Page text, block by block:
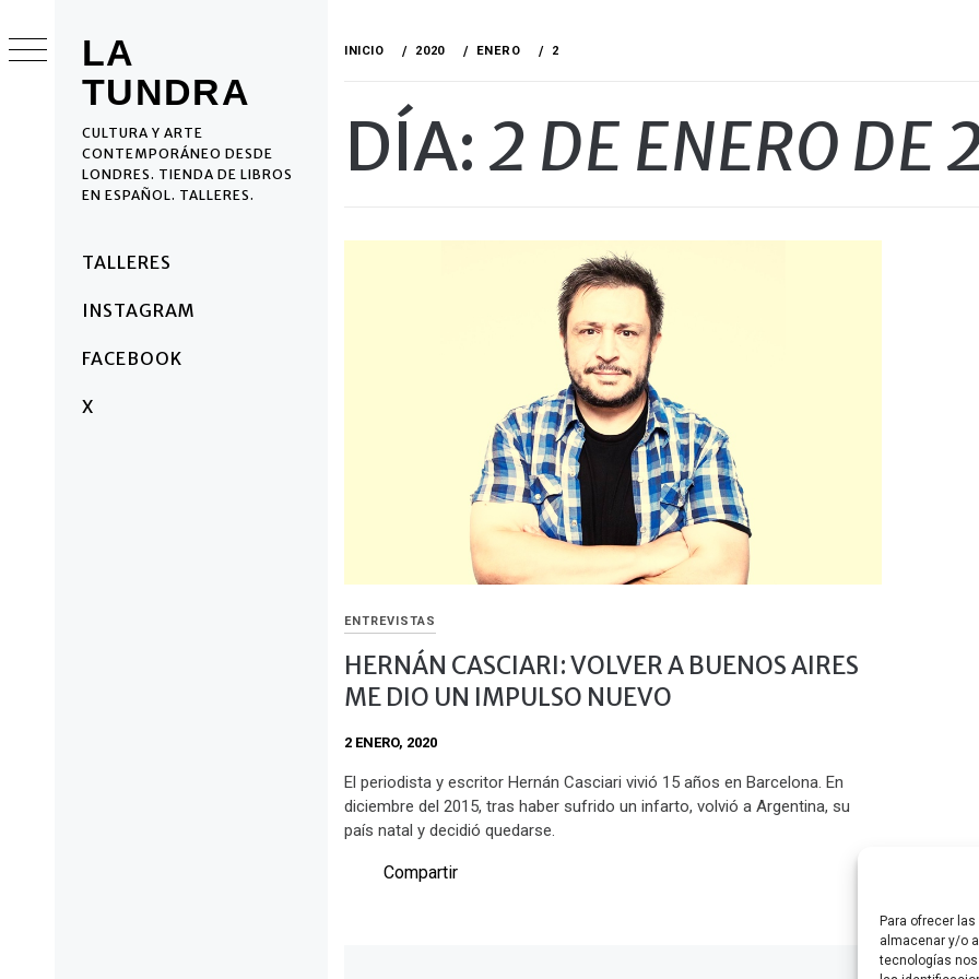
Para ofrecer
almacenar y/o
tecnologías
LA
TUNDRA
CULTURA Y ARTE
CONTEMPORÁNEO DESDE
LONDRES. TIENDA DE LIBROS
EN ESPAÑOL. TALLERES.
principal
TALLERES
INSTAGRAM
FACEBOOK
X
al
contenido
INICIO 2020 ENERO 2
DÍA: 2 DE ENERO DE
ENTREVISTAS
HERNÁN CASCIARI: VOLVER A BUENOS AIRES
ME DIO UN IMPULSO NUEVO
2 ENERO, 2020
El periodista y escritor Hernán Casciari vivió 15 años en Barcelona. En
diciembre del 2015, tras haber sufrido un infarto, volvió a Argentina, su
país natal y decidió quedarse.
Compartir